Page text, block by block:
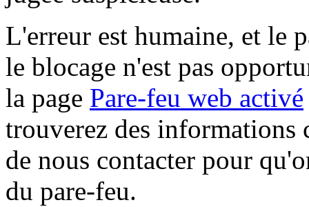
L'erreur est humaine, et le
le blocage n'est pas
la page Pare-feu web activé
trouverez des informations
de nous contacter pour
du pare-feu.